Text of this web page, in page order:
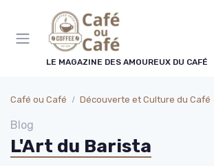
LE MAGAZINE DES AMOUREUX DU CAFÉ
Café ou Café Découverte et Culture du Café
Blog
L'Art du Barista
LE CLUB CAFÉ OU CAFÉ
amoureux du
machines et de cafés, les bons
la rédaction et les conseils qui
Panneau de gestion des cookies